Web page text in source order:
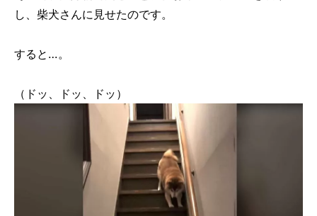
し、柴犬さんに見せたのです。
すると…。
（ドッ、ドッ、ドッ）